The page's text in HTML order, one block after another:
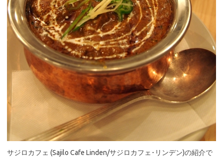
サジロカフェ (Sajilo Cafe Linden/サジロカフェ･リンデン)の紹介で